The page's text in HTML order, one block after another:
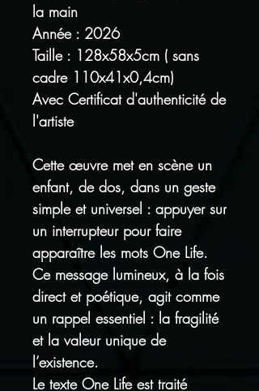
la main
Année : 2026
Taille : 128x58x5cm ( sans
cadre 110x41x0,4cm)
Avec Certificat d'authenticité de
l'artiste
Cette œuvre met en scène un
enfant, de dos, dans un geste
simple et universel : appuyer sur
un interrupteur pour faire
apparaître les mots One Life.
Ce message lumineux, à la fois
direct et poétique, agit comme
un rappel essentiel : la fragilité
et la valeur unique de
l’existence.
Le texte One Life est traité